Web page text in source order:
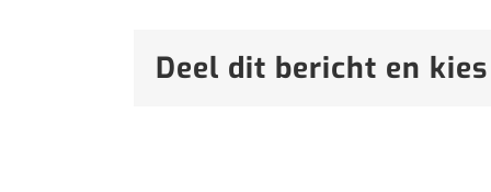
Deel dit bericht en